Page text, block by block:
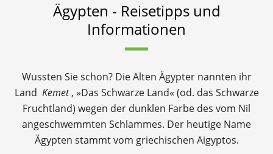
Ägypten - Reisetipps und
Informationen
Wussten Sie schon? Die Alten Ägypter nannten ihr
Land Kemet, »Das Schwarze Land« (od. das Schwarze
Fruchtland) wegen der dunklen Farbe des vom Nil
angeschwemmten Schlammes. Der heutige Name
Ägypten stammt vom griechischen Aigyptos.